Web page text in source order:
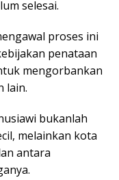
selesai.
proses ini
penataan
mengorbankan
lain.
bukanlah
melainkan kota
antara